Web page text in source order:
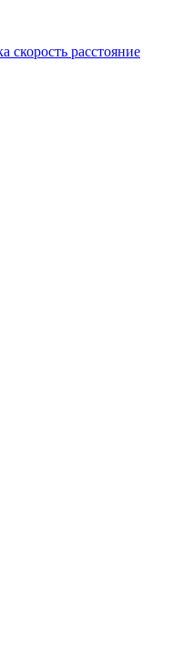
скорость расстояние